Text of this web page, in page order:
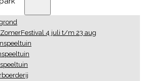
4 juli t/m 23 aug